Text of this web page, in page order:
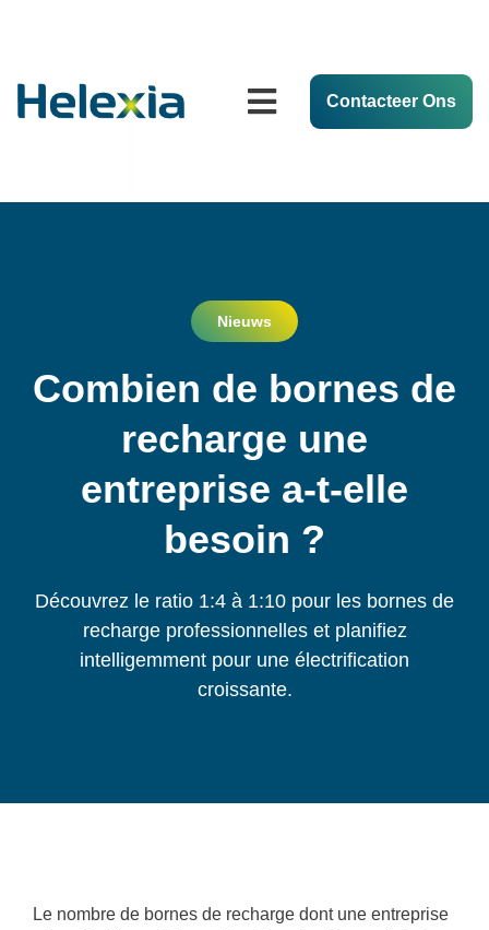
Contacteer Ons
Nieuws
Combien de bornes de
recharge une
entreprise a-t-elle
besoin ?
Découvrez le ratio 1:4 à 1:10 pour les bornes de
recharge professionnelles et planifiez
intelligemment pour une électrification
croissante.
Le nombre de bornes de recharge dont une entreprise